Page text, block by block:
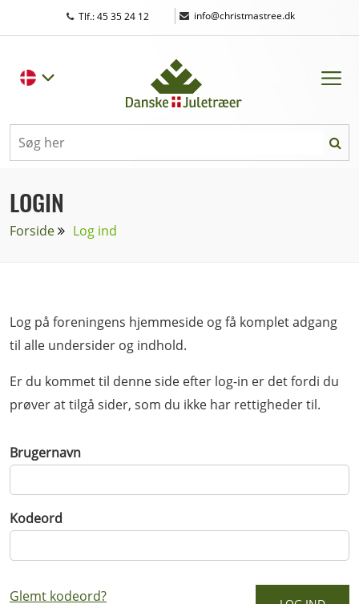
Tlf.: 45 35 24 12 | info@christmastree.dk
LOGIN
Forside Log ind
Log på foreningens hjemmeside og få komplet adgang
til alle undersider og indhold.
Er du kommet til denne side efter log-in er det fordi du
prøver at tilgå sider, som du ikke har rettigheder til.
Brugernavn
Kodeord
Glemt kodeord?